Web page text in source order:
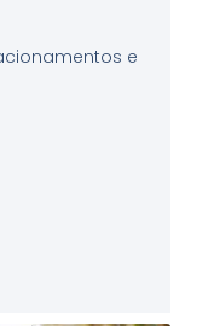
e